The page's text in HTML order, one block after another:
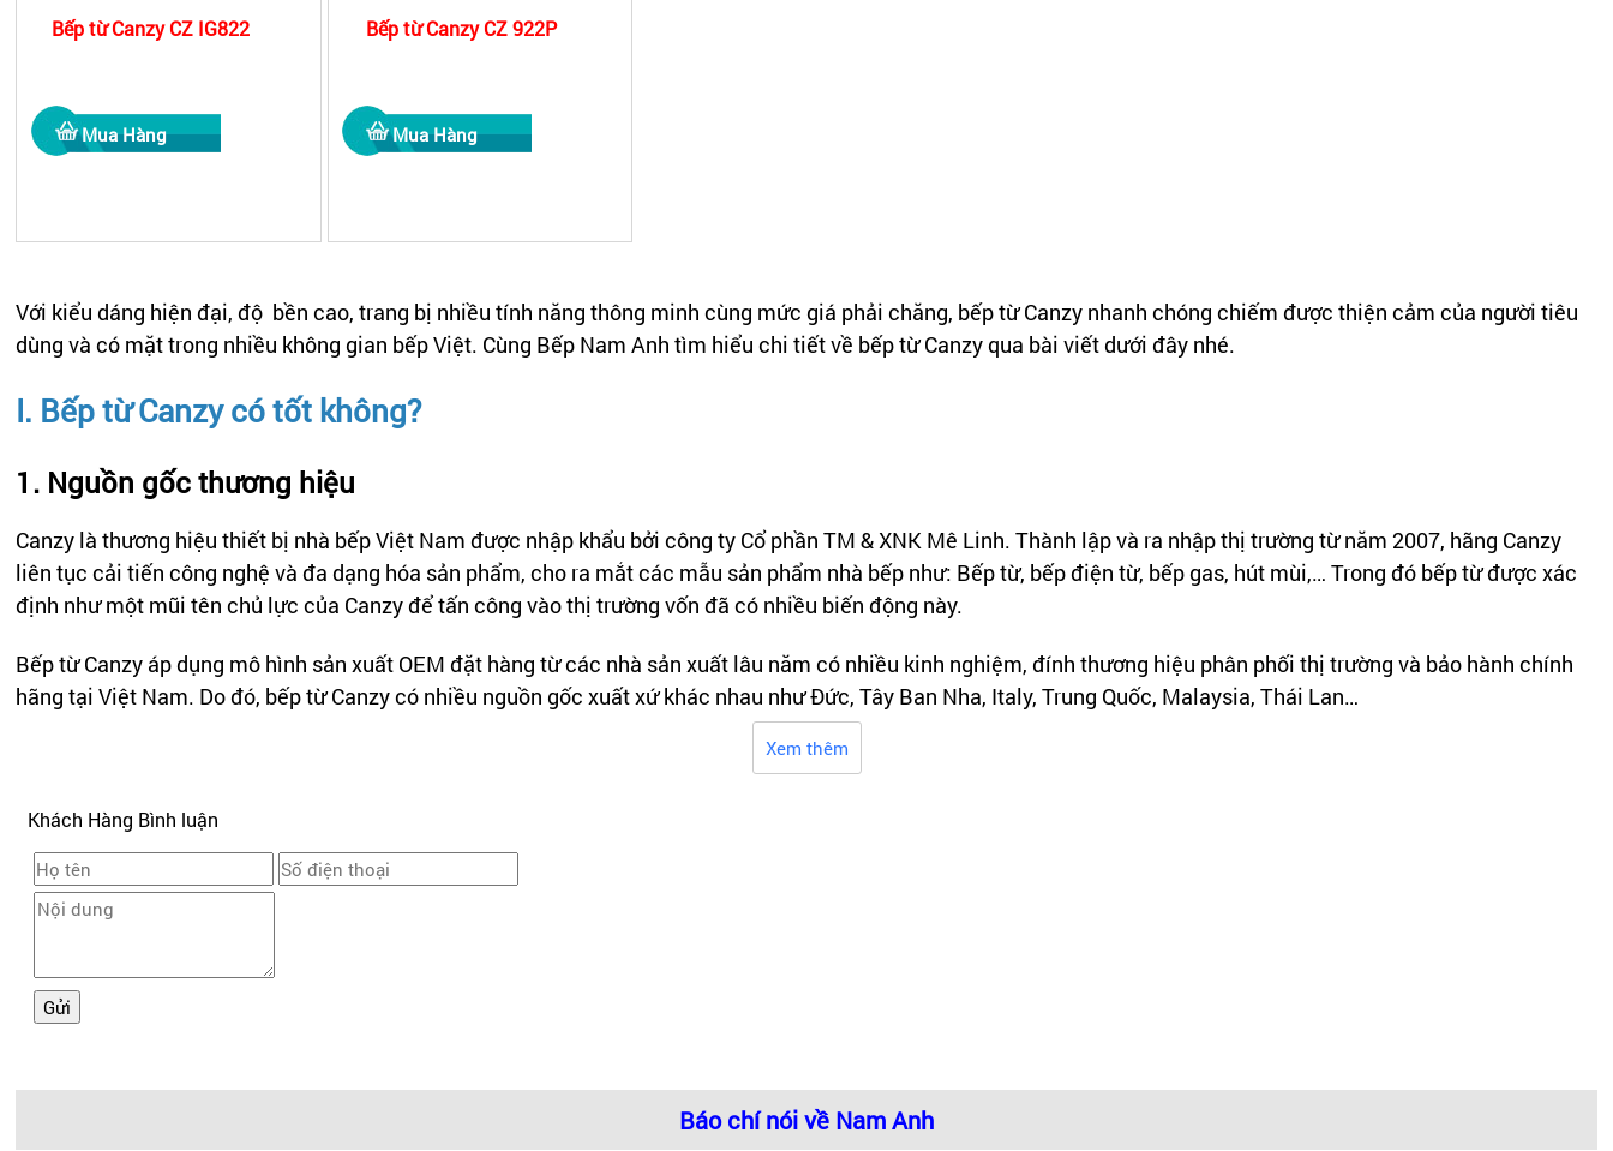
Bếp từ Canzy CZ IG822 Bếp từ Canzy CZ 922P
Với kiểu dáng hiện đại, độ bền cao, trang bị nhiều tính năng thông minh cùng mức giá phải chăng, bếp từ Canzy nhanh chóng chiếm được thiện cảm của người tiêu
dùng và có mặt trong nhiều không gian bếp Việt. Cùng Bếp Nam Anh tìm hiểu chi tiết về bếp từ Canzy qua bài viết dưới đây nhé.
I. Bếp từ Canzy có tốt không?
1. Nguồn gốc thương hiệu
Canzy là thương hiệu thiết bị nhà bếp Việt Nam được nhập khẩu bởi công ty Cổ phần TM & XNK Mê Linh. Thành lập và ra nhập thị trường từ năm 2007, hãng Canzy
liên tục cải tiến công nghệ và đa dạng hóa sản phẩm, cho ra mắt các mẫu sản phẩm nhà bếp như: Bếp từ, bếp điện từ, bếp gas, hút mùi,… Trong đó bếp từ được xác
định như một mũi tên chủ lực của Canzy để tấn công vào thị trường vốn đã có nhiều biến động này.
Bếp từ Canzy áp dụng mô hình sản xuất OEM đặt hàng từ các nhà sản xuất lâu năm có nhiều kinh nghiệm, đính thương hiệu phân phối thị trường và bảo hành chính
hãng tại Việt Nam. Do đó, bếp từ Canzy có nhiều nguồn gốc xuất xứ khác nhau như Đức, Tây Ban Nha, Italy, Trung Quốc, Malaysia, Thái Lan…
Xem thêm
Khách Hàng Bình luận
Báo chí nói về Nam Anh